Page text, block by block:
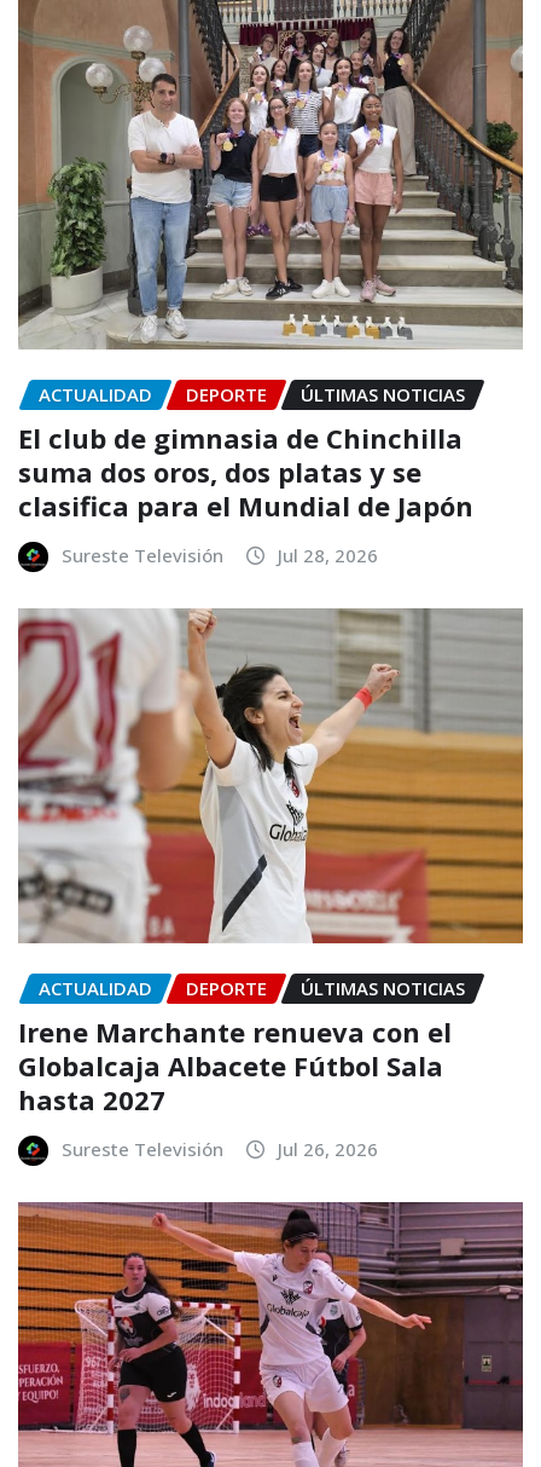
ACTUALIDAD DEPORTE ÚLTIMAS NOTICIAS
El club de gimnasia de Chinchilla
suma dos oros, dos platas y se
clasifica para el Mundial de Japón
Sureste Televisión Jul 28, 2026
ACTUALIDAD DEPORTE ÚLTIMAS NOTICIAS
Irene Marchante renueva con el
Globalcaja Albacete Fútbol Sala
hasta 2027
Sureste Televisión Jul 26, 2026